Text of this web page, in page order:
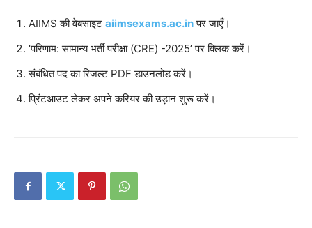
AIIMS की वेबसाइट aiimsexams.ac.in पर जाएँ।
‘परिणाम: सामान्य भर्ती परीक्षा (CRE) -2025’ पर क्लिक करें।
संबंधित पद का रिजल्ट PDF डाउनलोड करें।
प्रिंटआउट लेकर अपने करियर की उड़ान शुरू करें।